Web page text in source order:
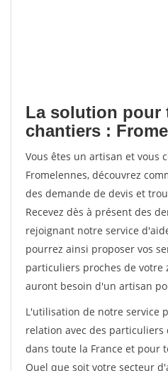
La solution pour
chantiers :
Vous êtes un artisan et vous
Fromelennes, découvrez
des demande de devis et
Recevez dès à présent des
rejoignant notre service
pourrez ainsi proposer vos
particuliers proches de votre
auront besoin d'un artisan
L'utilisation de notre service
relation avec des particuliers
dans toute la France et pour
Quel que soit votre secteur